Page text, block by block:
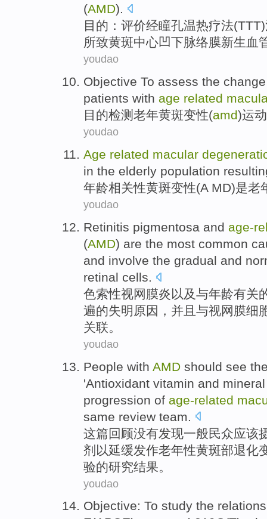
(AMD).
目的 ： 评价经瞳孔温热疗法(TTT)
所致黄斑中心凹下脉络膜新生血
youdao
Objective To assess the change
patients with age related
目的检测老年黄斑变性(amd)运动
youdao
Age related macular
in the elderly population
年龄相关性黄斑变性(A MD)是老
youdao
Retinitis pigmentosa and age-
(AMD) are the most common
and involve the gradual and
retinal cells.
色索性视网膜炎 以及与年龄有关
遍的失明 原因 ， 并且 与视网膜细
关联。
youdao
People with AMD should see
'Antioxidant vitamin and mineral
progression of age-related
same review team.
这篇回顾没有发现一般民众应该
剂 以延缓发作老年性黄斑部退化
验的研究结果。
youdao
Objective: To study the